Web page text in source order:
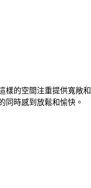
樣的空間注重提供寬敞和
同時感到放鬆和愉快。